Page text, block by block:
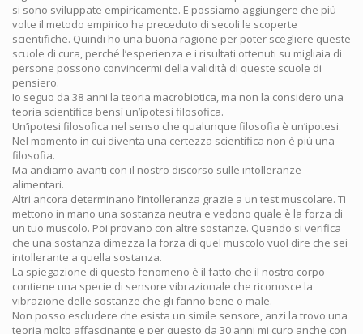
si sono sviluppate empiricamente. E possiamo aggiungere che più
volte il metodo empirico ha preceduto di secoli le scoperte
scientifiche. Quindi ho una buona ragione per poter scegliere queste
scuole di cura, perché l’esperienza e i risultati ottenuti su migliaia di
persone possono convincermi della validità di queste scuole di
pensiero.
Io seguo da 38 anni la teoria macrobiotica, ma non la considero una
teoria scientifica bensì un’ipotesi filosofica.
Un’ipotesi filosofica nel senso che qualunque filosofia è un’ipotesi.
Nel momento in cui diventa una certezza scientifica non è più una
filosofia.
Ma andiamo avanti con il nostro discorso sulle intolleranze
alimentari.
Altri ancora determinano l’intolleranza grazie a un test muscolare. Ti
mettono in mano una sostanza neutra e vedono quale è la forza di
un tuo muscolo. Poi provano con altre sostanze. Quando si verifica
che una sostanza dimezza la forza di quel muscolo vuol dire che sei
intollerante a quella sostanza.
La spiegazione di questo fenomeno è il fatto che il nostro corpo
contiene una specie di sensore vibrazionale che riconosce la
vibrazione delle sostanze che gli fanno bene o male.
Non posso escludere che esista un simile sensore, anzi la trovo una
teoria molto affascinante e per questo da 30 anni mi curo anche con